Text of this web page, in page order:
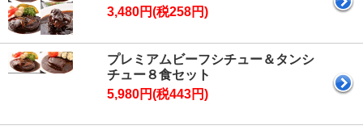
3,480円(税258円)
プレミアムビーフシチュー＆タンシ
チュー８食セット
5,980円(税443円)